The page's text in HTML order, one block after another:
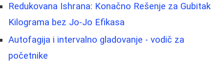
Redukovana Ishrana: Konačno Rešenje za Gubitak
Kilograma bez Jo-Jo Efikasa
Autofagija i intervalno gladovanje - vodič za
početnike